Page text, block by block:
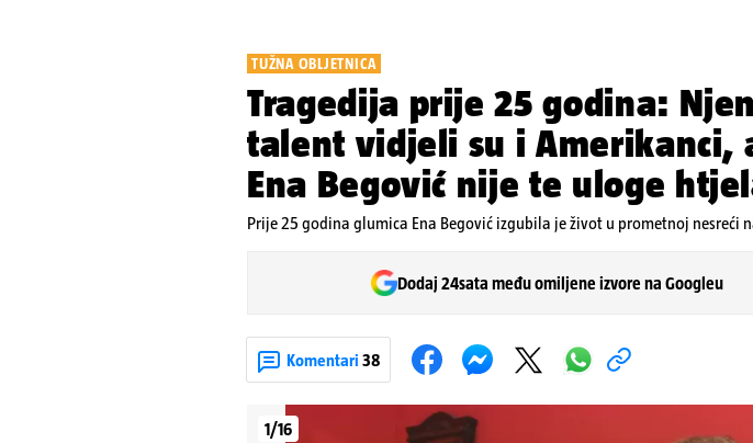
TUŽNA OBLJETNICA
Tragedija prije 25 godina: Njen
talent vidjeli su i Amerikanci,
Ena Begović nije te uloge
Prije 25 godina glumica Ena Begović izgubila je život u prometnoj nesreći
Dodaj 24sata među omiljene izvore na Googleu
Komentari 38
1/16